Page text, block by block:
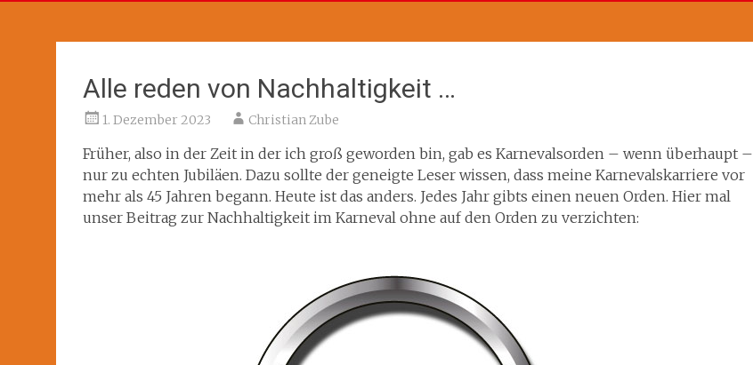
Alle reden von Nachhaltigkeit …
1. Dezember 2023 Christian Zube
Früher, also in der Zeit in der ich groß geworden bin, gab es Karnevalsorden – wenn überhaupt –
nur zu echten Jubiläen. Dazu sollte der geneigte Leser wissen, dass meine Karnevalskarriere vor
mehr als 45 Jahren begann. Heute ist das anders. Jedes Jahr gibts einen neuen Orden. Hier mal
unser Beitrag zur Nachhaltigkeit im Karneval ohne auf den Orden zu verzichten: